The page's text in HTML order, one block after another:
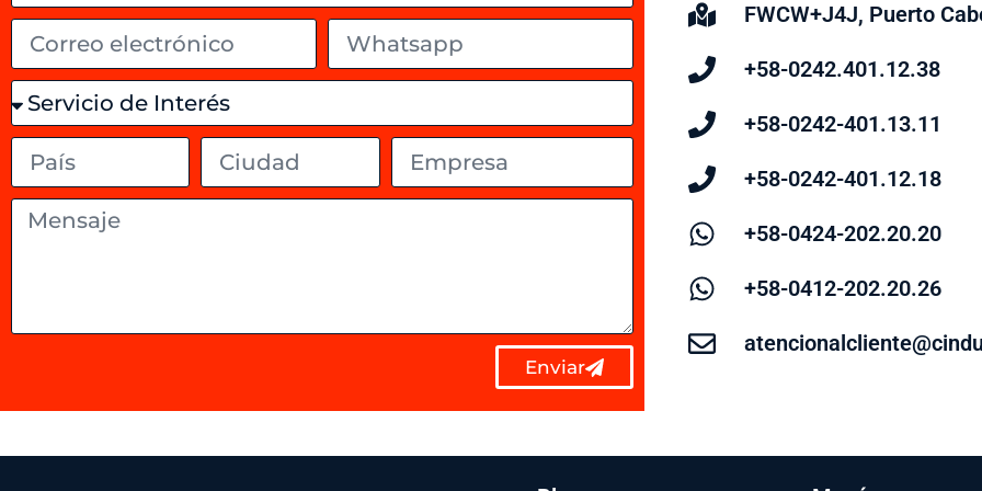
Enviar
FWCW+J4J, Puerto
+58-0242.401.12.38
+58-0242-401.13.11
+58-0242-401.12.18
+58-0424-202.20.20
+58-0412-202.20.26